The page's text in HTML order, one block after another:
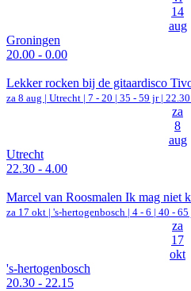
14
aug
Groningen
20.00 - 0.00
Lekker rocken bij de gitaardisco
za 8 aug | Utrecht | 7 - 20 | 35 - 59 jr |
za
8
aug
Utrecht
22.30 - 4.00
Marcel van Roosmalen Ik mag niet
za 17 okt | 's-hertogenbosch | 4 - 6 | 40 - 65
za
17
okt
's-hertogenbosch
20.30 - 22.15